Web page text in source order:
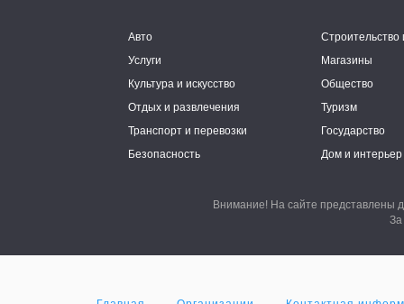
Авто
Строительство
Услуги
Магазины
Культура и искусство
Общество
Отдых и развлечения
Туризм
Транспорт и перевозки
Государство
Безопасность
Дом и интерьер
Внимание! На сайте представлены
За